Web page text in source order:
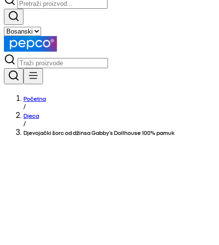
Početna
/
Djeca
/
Djevojački šorc od džinsa Gabby's Dollhouse 100% pamuk